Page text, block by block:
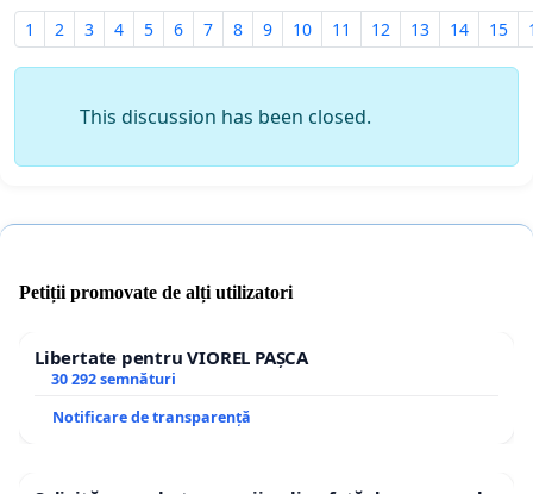
1 2 3 4 5 6 7 8 9 10 11 12 13 14 15
This discussion has been closed.
Petiții promovate de alți utilizatori
Libertate pentru VIOREL PAȘCA
30 292 semnături
Notificare de transparență